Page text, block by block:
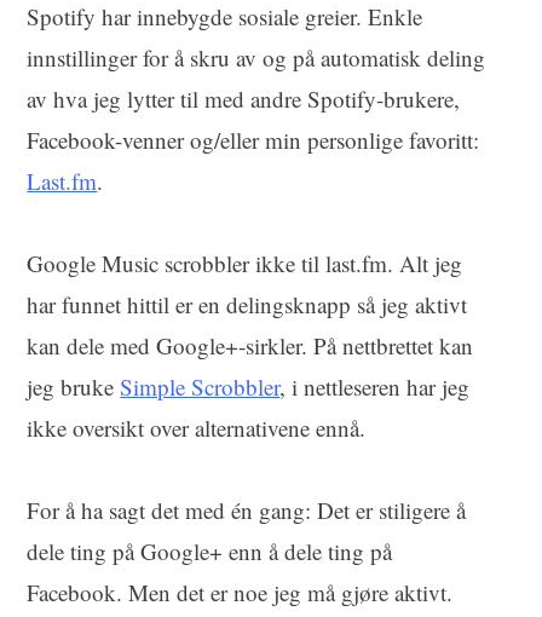
Spotify har innebygde sosiale greier. Enkle
innstillinger for å skru av og på automatisk deling
av hva jeg lytter til med andre Spotify-brukere,
Facebook-venner og/eller min personlige favoritt:
Last.fm.
Google Music scrobbler ikke til last.fm. Alt jeg
har funnet hittil er en delingsknapp så jeg aktivt
kan dele med Google+-sirkler. På nettbrettet kan
jeg brukeSimple Scrobbler, i nettleseren har jeg
ikke oversikt over alternativene ennå.
For å ha sagt det med én gang: Det er stiligere å
dele ting på Google+ enn å dele ting på
Facebook. Men det er noe jeg må gjøre aktivt.